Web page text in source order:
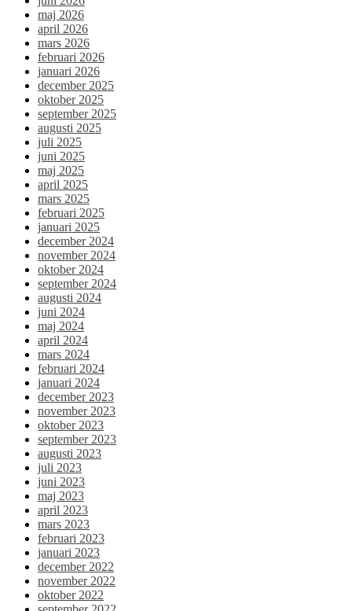
maj 2026
april 2026
mars 2026
februari 2026
januari 2026
december 2025
oktober 2025
september 2025
augusti 2025
juli 2025
juni 2025
maj 2025
april 2025
mars 2025
februari 2025
januari 2025
december 2024
november 2024
oktober 2024
september 2024
augusti 2024
juni 2024
maj 2024
april 2024
mars 2024
februari 2024
januari 2024
december 2023
november 2023
oktober 2023
september 2023
augusti 2023
juli 2023
juni 2023
maj 2023
april 2023
mars 2023
februari 2023
januari 2023
december 2022
november 2022
oktober 2022